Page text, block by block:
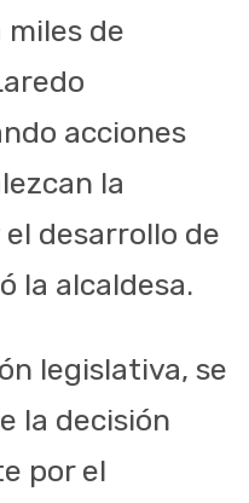
de
acciones
la
desarrollo de
la alcaldesa.
legislativa, se
la decisión
por el